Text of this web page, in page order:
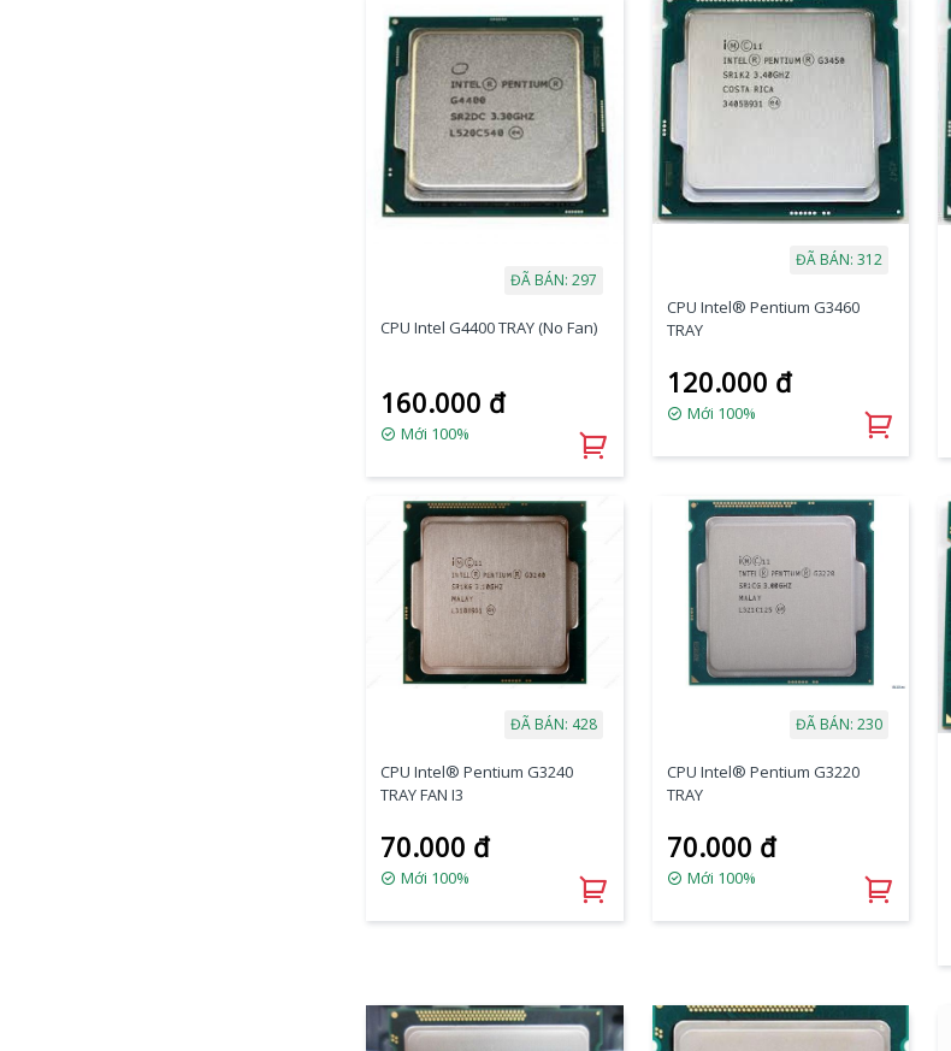
ĐÃ BÁN: 297
CPU Intel G4400 TRAY (No Fan)
160.000 đ
Mới 100%
ĐÃ BÁN: 312
CPU Intel® Pentium G3460
TRAY
120.000 đ
Mới 100%
ĐÃ BÁN: 428
CPU Intel® Pentium G3240
TRAY FAN I3
70.000 đ
Mới 100%
ĐÃ BÁN: 230
CPU Intel® Pentium G3220
TRAY
70.000 đ
Mới 100%